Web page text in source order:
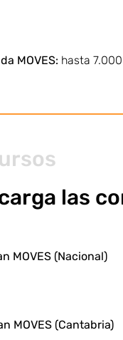
MOVES: hasta
las
MOVES (Nacional)
MOVES (Cantabria)